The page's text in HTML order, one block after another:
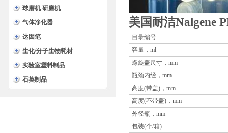
球磨机 研磨机
气体净化器
达因笔
生化/分子生物耗材
实验室塑料制品
石英制品
美国耐洁Nalgene
目录编号
容量，ml
螺旋盖尺寸，mm
瓶颈内经，mm
高度(带盖)，mm
高度(不带盖)，mm
外径瓶，mm
包装(个/箱)